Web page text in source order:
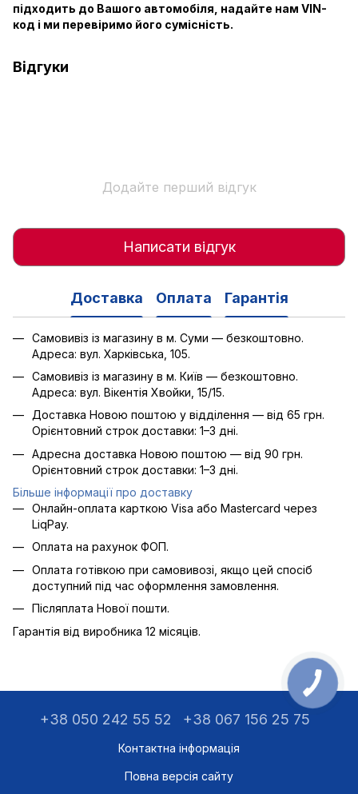
підходить до Вашого автомобіля, надайте нам VIN-
код і ми перевіримо його сумісність.
Відгуки
Додайте перший відгук
Написати відгук
Доставка Оплата Гарантія
Самовивіз із магазину в м. Суми — безкоштовно.
Адреса: вул. Харківська, 105.
Самовивіз із магазину в м. Київ — безкоштовно.
Адреса: вул. Вікентія Хвойки, 15/15.
Доставка Новою поштою у відділення — від 65 грн.
Орієнтовний строк доставки: 1–3 дні.
Адресна доставка Новою поштою — від 90 грн.
Орієнтовний строк доставки: 1–3 дні.
Більше інформації про доставку
Онлайн-оплата карткою Visa або Mastercard через
LiqPay.
Оплата на рахунок ФОП.
Оплата готівкою при самовивозі, якщо цей спосіб
доступний під час оформлення замовлення.
Післяплата Нової пошти.
Гарантія від виробника 12 місяців.
+38 050 242 55 52 +38 067 156 25 75
Контактна інформація
Повна версія сайту